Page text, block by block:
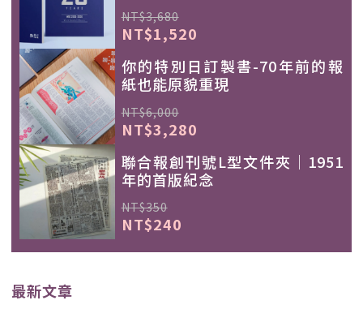
NT$3,680
NT$1,520
你的特別日訂製書-70年前的報
紙也能原貌重現
NT$6,000
NT$3,280
聯合報創刊號L型文件夾｜1951
年的首版紀念
NT$350
NT$240
最新文章